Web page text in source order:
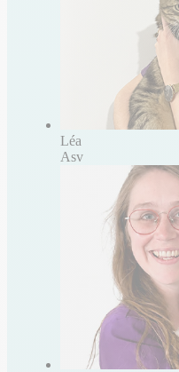
Léa
Asv